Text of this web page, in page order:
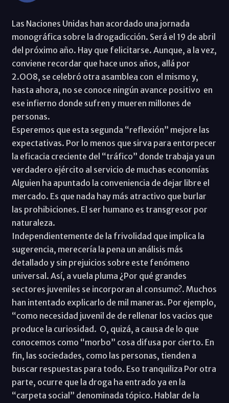
Las Naciones Unidas han acordado una jornada
monográfica sobre la drogadicción. Será el 19 de abril
del próximo año. Hay que felicitarse. Aunque, a la vez,
conviene recordar que hace unos años, allá por
2.OO8, se celebró otra asamblea con el mismo y,
hasta ahora, no se conoce ningún avance positivo en
ese infierno donde sufren y mueren millones de
personas.
Esperemos que esta segunda “reflexión” mejore las
expectativas. Por lo menos que sirva para entorpecer
la eficacia creciente del “tráfico” donde trabaja ya un
verdadero ejército al servicio de muchas economías
Alguien ha apuntado la conveniencia de dejar libre el
mercado. Es que nada hay más atractivo que burlar
las prohibiciones. El ser humano es transgresor por
naturaleza.
Independientemente de la frivolidad que implica la
sugerencia, merecería la pena un análisis más
detallado y sin prejuicios sobre este fenómeno
universal. Así, a vuela pluma ¿Por qué grandes
sectores juveniles se incorporan al consumo?. Muchos
han intentado explicarlo de mil maneras. Por ejemplo,
“como necesidad juvenil de de rellenar los vacios que
produce la curiosidad. O, quizá, a causa de lo que
conocemos como “morbo” cosa difusa por cierto. En
fin, las sociedades, como las personas, tienden a
buscar respuestas para todo. Eso tranquiliza Por otra
parte, ocurre que la droga ha entrado ya en la
“carpeta social” denominada tópico. Hablar de la